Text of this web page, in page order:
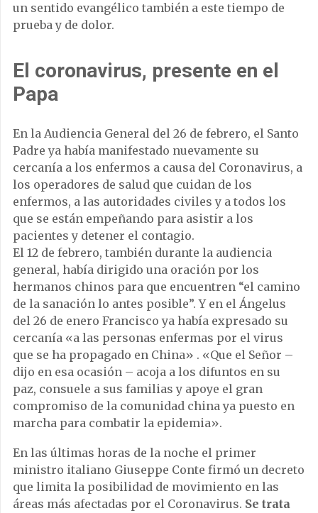
un sentido evangélico también a este tiempo de
prueba y de dolor.
El coronavirus, presente en el
Papa
En la Audiencia General del 26 de febrero, el Santo
Padre ya había manifestado nuevamente su
cercanía a los enfermos a causa del Coronavirus, a
los operadores de salud que cuidan de los
enfermos, a las autoridades civiles y a todos los
que se están empeñando para asistir a los
pacientes y detener el contagio.
El 12 de febrero, también durante la audiencia
general, había dirigido una oración por los
hermanos chinos para que encuentren “el camino
de la sanación lo antes posible”. Y en el Ángelus
del 26 de enero Francisco ya había expresado su
cercanía «a las personas enfermas por el virus
que se ha propagado en China» . «Que el Señor –
dijo en esa ocasión – acoja a los difuntos en su
paz, consuele a sus familias y apoye el gran
compromiso de la comunidad china ya puesto en
marcha para combatir la epidemia».
En las últimas horas de la noche el primer
ministro italiano Giuseppe Conte firmó un decreto
que limita la posibilidad de movimiento en las
áreas más afectadas por el Coronavirus. Se trata